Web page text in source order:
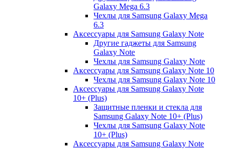
Galaxy Mega 6.3
Чехлы для Samsung Galaxy Mega
6.3
Аксессуары для Samsung Galaxy Note
Другие гаджеты для Samsung
Galaxy Note
Чехлы для Samsung Galaxy Note
Аксессуары для Samsung Galaxy Note 10
Чехлы для Samsung Galaxy Note 10
Аксессуары для Samsung Galaxy Note
10+ (Plus)
Защитные пленки и стекла для
Samsung Galaxy Note 10+ (Plus)
Чехлы для Samsung Galaxy Note
10+ (Plus)
Аксессуары для Samsung Galaxy Note